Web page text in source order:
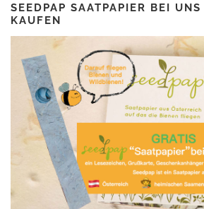
SEEDPAP SAATPAPIER BEI
KAUFEN